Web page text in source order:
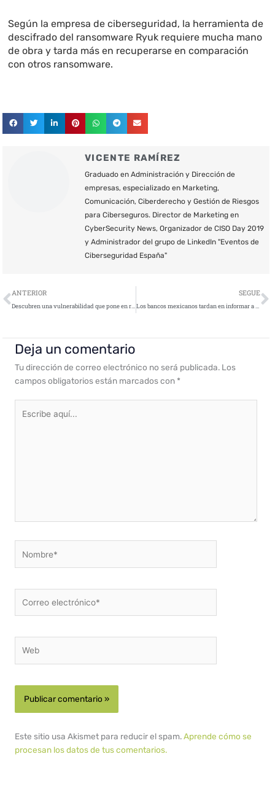
Según la empresa de ciberseguridad, la herramienta de
descifrado del ransomware Ryuk requiere mucha mano
de obra y tarda más en recuperarse en comparación
con otros ransomware.
VICENTE RAMÍREZ
Graduado en Administración y Dirección de
empresas, especializado en Marketing,
Comunicación, Ciberderecho y Gestión de Riesgos
para Ciberseguros. Director de Marketing en
CyberSecurity News, Organizador de CISO Day 2019
y Administrador del grupo de LinkedIn "Eventos de
Ciberseguridad España"
Ant
ANTERIOR
Descubren una vulnerabilidad que pone en riesgo la seguridad de smartphones Android como Samsung, Huawei, LG y Sony
SEGUE
Los bancos mexicanos tardan en informar a la CNBV de los ciberataques por miedo al coste reputacional
Deja un comentario
Tu dirección de correo electrónico no será publicada. Los
campos obligatorios están marcados con *
aquí...
electrónico*
Este sitio usa Akismet para reducir el spam.Aprende cómo se
procesan los datos de tus comentarios.